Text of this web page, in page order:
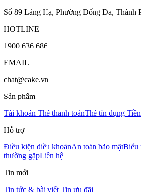
Số 89 Láng Hạ, Phường Đống Đa, Thành
HOTLINE
1900 636 686
EMAIL
chat@cake.vn
Sản phẩm
Tài khoản Thẻ thanh toánThẻ tín dụng
Hỗ trợ
Điều kiện điều khoảnAn toàn bảo mậtBiểu
thường gặpLiên hệ
Tin mới
Tin tức & bài viết Tin ưu đãi